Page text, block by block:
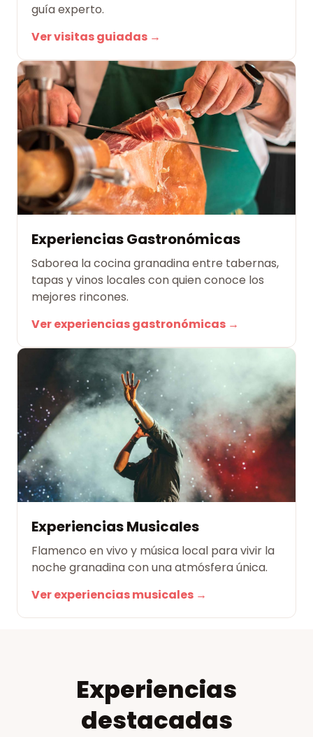
guía experto.
Ver visitas guiadas →
Experiencias Gastronómicas
Saborea la cocina granadina entre tabernas,
tapas y vinos locales con quien conoce los
mejores rincones.
Ver experiencias gastronómicas →
Experiencias Musicales
Flamenco en vivo y música local para vivir la
noche granadina con una atmósfera única.
Ver experiencias musicales →
Experiencias
destacadas